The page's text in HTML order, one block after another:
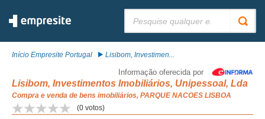
Início Empresite Portugal Lisibom, Investimen...
Informação oferecida por
Lisibom, Investimentos Imobiliários, Unipessoal, Lda
Compra e venda de bens imobiliários, PARQUE NACOES LISBOA
(0 votos)